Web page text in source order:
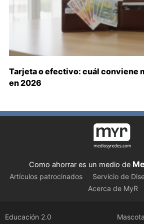
Tarjeta o efectivo: cuál conviene
en 2026
Como ahorrar es un medio de
Artículos patrocinados Servicio de
Acerca de MyR
Educación 2.0